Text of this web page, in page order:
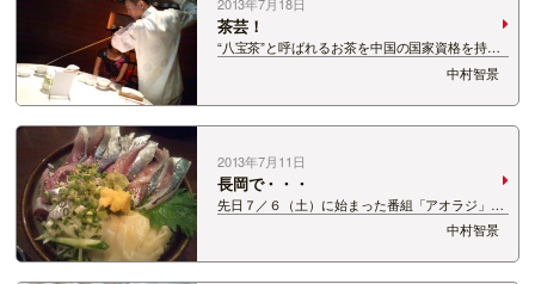
2013年7月18日
茶芸！
“八宝茶”と呼ばれるお茶を中国の国家資格を持つ
茶芸師による アクロバティックなパフォーマンス
を体験しました。 ティーマイスターと呼ばれるそ
うで、茶芸職人の芸術的パフォーマンスでおもて
なし。 茶器と…
中村智景
2013年7月11日
長岡で・・・
先日７／６（土）に始まった番組「アオラジ」の
見守り隊として 会場のアオーレ長岡にお邪魔して
ました。 帰りは、、、クリスとひとみんと、ゲス
トの柴田あゆみさんとで 新潟ものを食べよう！と
いうことで・・・ みんなで海鮮丼食べま…
中村智景